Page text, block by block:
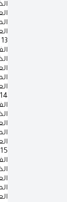
13
14
15